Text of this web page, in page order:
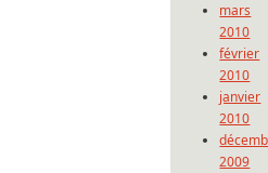
mars
2010
février
2010
janvier
2010
2009